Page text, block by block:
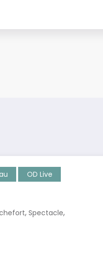
OD Live
, Spectacle,